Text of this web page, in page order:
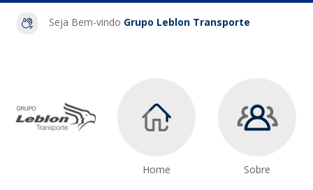
Seja Bem-vindo Grupo Leblon Transporte
Home Sobre